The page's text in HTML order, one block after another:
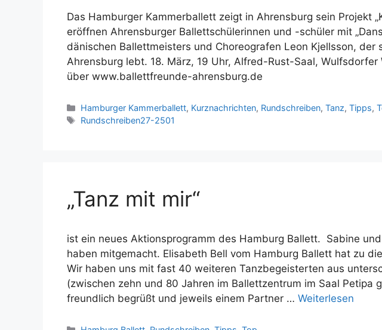
Das Hamburger Kammerballett zeigt in Ahrensburg sein Projekt
eröffnen Ahrensburger Ballettschülerinnen und -schüler mit
dänischen Ballettmeisters und Choreografen Leon Kjellsson, der
Ahrensburg lebt. 18. März, 19 Uhr, Alfred-Rust-Saal, Wulfsdorfer
über www.ballettfreunde-ahrensburg.de
Kategorien
Hamburger Kammerballett, Kurznachrichten, Rundschreiben,Tanz,Tipps,
Schlagwörter
Rundschreiben27-2501
„Tanz mit mir“
ist ein neues Aktionsprogramm des Hamburg Ballett. Sabine
haben mitgemacht. Elisabeth Bell vom Hamburg Ballett hat zu
Wir haben uns mit fast 40 weiteren Tanzbegeisterten aus
(zwischen zehn und 80 Jahren im Ballettzentrum im Saal Petipa
freundlich begrüßt und jeweils einem Partner … Weiterlesen